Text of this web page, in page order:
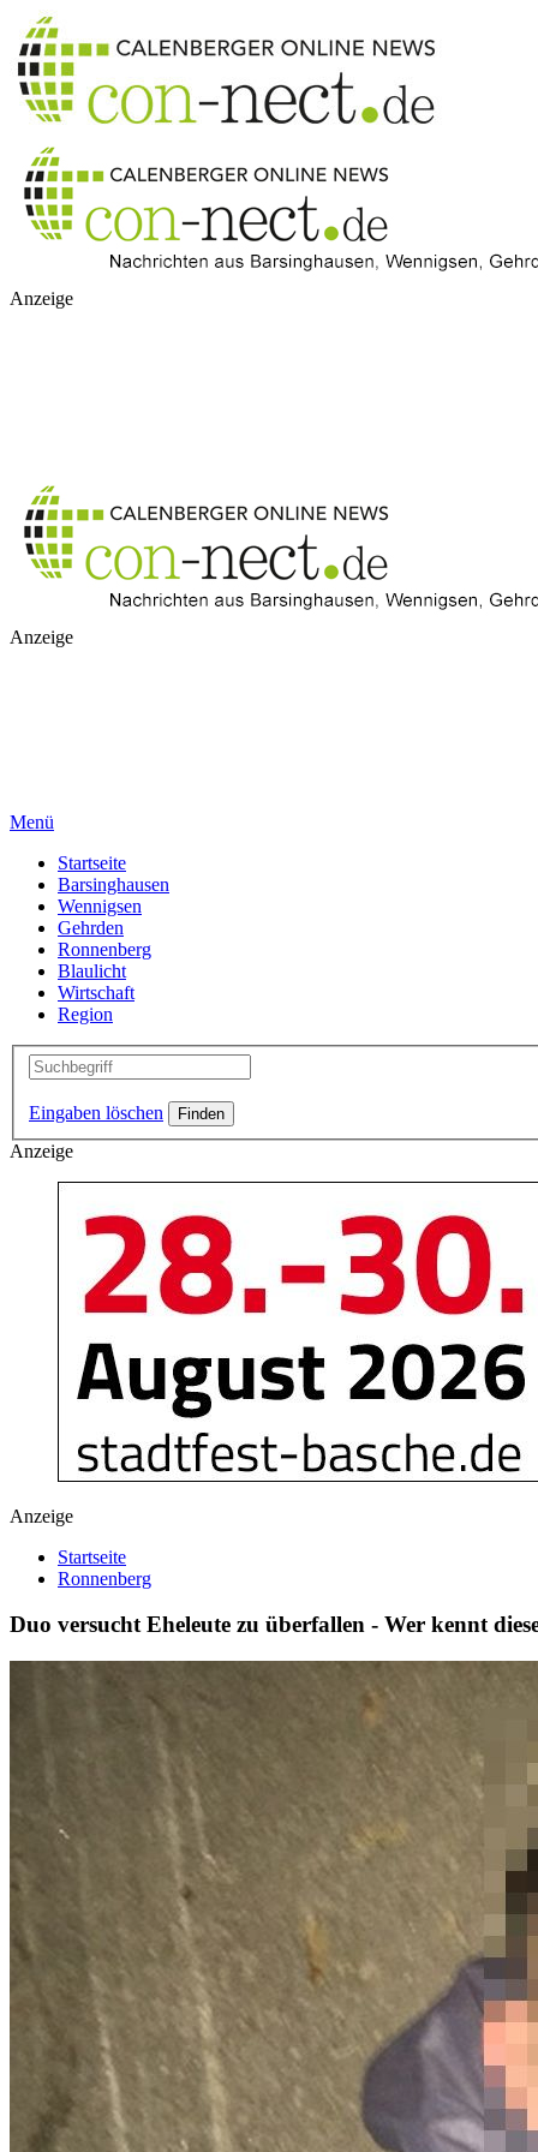
Anzeige
Anzeige
Menü
Startseite
Barsinghausen
Wennigsen
Gehrden
Ronnenberg
Blaulicht
Wirtschaft
Region
Eingaben löschen
Anzeige
Anzeige
Startseite
Ronnenberg
Duo versucht Eheleute zu überfallen - Wer kennt